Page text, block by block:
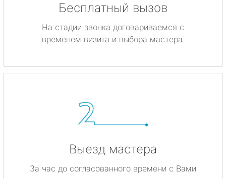
Высоцк
Гатчина
Кириши
Бесплатный вызов
На стадии звонка договариваемся с
временем визита и выбора мастера.
Выезд мастера
За час до согласованного времени с Вами